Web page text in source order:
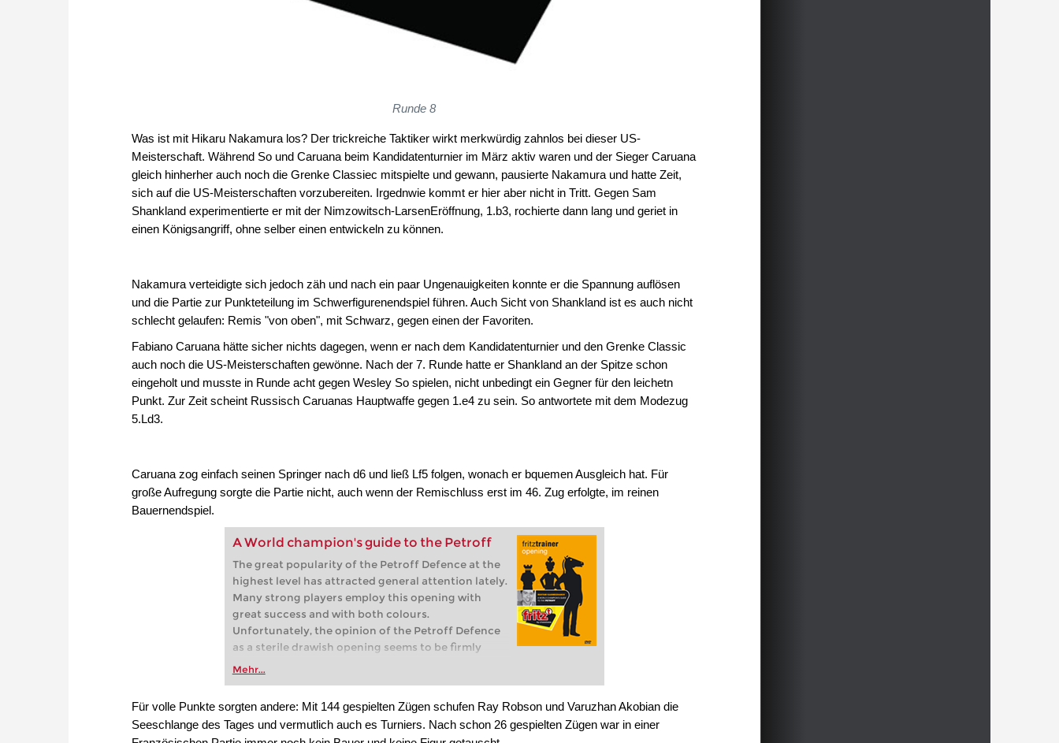
Runde 8
Was ist mit Hikaru Nakamura los? Der trickreiche Taktiker wirkt merkwürdig zahnlos bei dieser US-
Meisterschaft. Während So und Caruana beim Kandidatenturnier im März aktiv waren und der Sieger Caruana
gleich hinherher auch noch die Grenke Classiec mitspielte und gewann, pausierte Nakamura und hatte Zeit,
sich auf die US-Meisterschaften vorzubereiten. Irgednwie kommt er hier aber nicht in Tritt. Gegen Sam
Shankland experimentierte er mit der Nimzowitsch-LarsenEröffnung, 1.b3, rochierte dann lang und geriet in
einen Königsangriff, ohne selber einen entwickeln zu können.
Nakamura verteidigte sich jedoch zäh und nach ein paar Ungenauigkeiten konnte er die Spannung auflösen
und die Partie zur Punkteteilung im Schwerfigurenendspiel führen. Auch Sicht von Shankland ist es auch nicht
schlecht gelaufen: Remis "von oben", mit Schwarz, gegen einen der Favoriten.
Fabiano Caruana hätte sicher nichts dagegen, wenn er nach dem Kandidatenturnier und den Grenke Classic
auch noch die US-Meisterschaften gewönne. Nach der 7. Runde hatte er Shankland an der Spitze schon
eingeholt und musste in Runde acht gegen Wesley So spielen, nicht unbedingt ein Gegner für den leichetn
Punkt. Zur Zeit scheint Russisch Caruanas Hauptwaffe gegen 1.e4 zu sein. So antwortete mit dem Modezug
5.Ld3.
Caruana zog einfach seinen Springer nach d6 und ließ Lf5 folgen, wonach er bquemen Ausgleich hat. Für
große Aufregung sorgte die Partie nicht, auch wenn der Remischluss erst im 46. Zug erfolgte, im reinen
Bauernendspiel.
A World champion's guide to the Petroff
The great popularity of the Petroff Defence at the
highest level has attracted general attention lately.
Many strong players employ this opening with
great success and with both colours.
Unfortunately, the opinion of the Petroff Defence
as a sterile drawish opening seems to be firmly
implanted in many minds. The author tries to dispel
provides a large number of ideas that will enable
you to play Petroff successfully, with either colour.
Mehr...
Für volle Punkte sorgten andere: Mit 144 gespielten Zügen schufen Ray Robson und Varuzhan Akobian die
Seeschlange des Tages und vermutlich auch es Turniers. Nach schon 26 gespielten Zügen war in einer